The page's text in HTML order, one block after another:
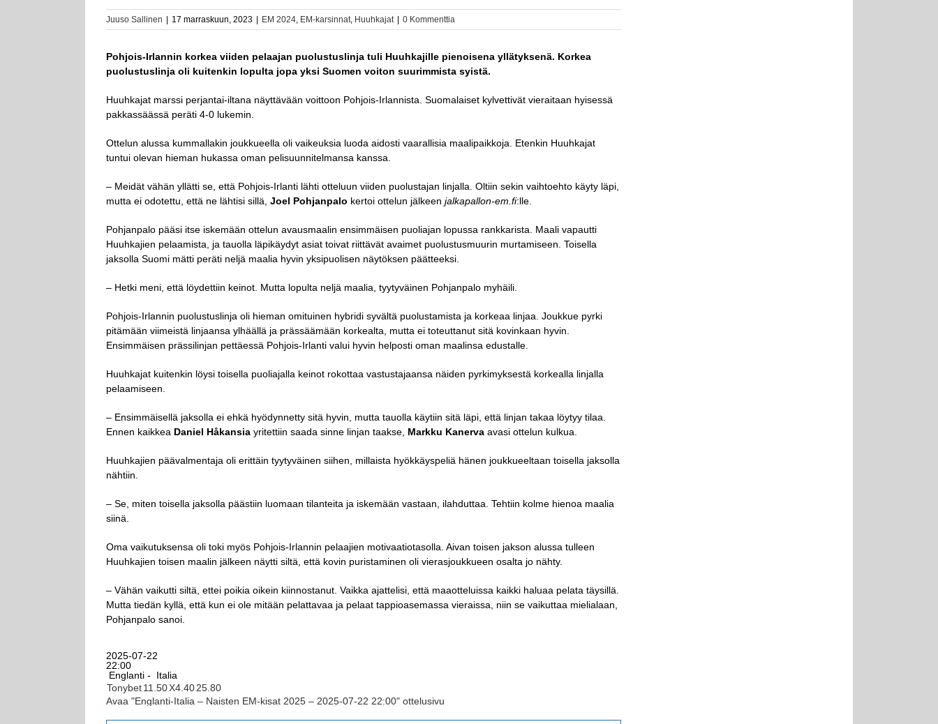
Juuso Sallinen 17 marraskuun, 2023 EM 2024, EM-karsinnat, Huuhkajat 0 Kommenttia
Pohjois-Irlannin korkea viiden pelaajan puolustuslinja tuli Huuhkajille pienoisena yllätyksenä. Korkea
puolustuslinja oli kuitenkin lopulta jopa yksi Suomen voiton suurimmista syistä.
Huuhkajat marssi perjantai-iltana näyttävään voittoon Pohjois-Irlannista. Suomalaiset kylvettivät vieraitaan hyisessä
pakkassäässä peräti 4-0 lukemin.
Ottelun alussa kummallakin joukkueella oli vaikeuksia luoda aidosti vaarallisia maalipaikkoja. Etenkin Huuhkajat
tuntui olevan hieman hukassa oman pelisuunnitelmansa kanssa.
– Meidät vähän yllätti se, että Pohjois-Irlanti lähti otteluun viiden puolustajan linjalla. Oltiin sekin vaihtoehto käyty läpi,
mutta ei odotettu, että ne lähtisi sillä, Joel Pohjanpalo kertoi ottelun jälkeen jalkapallon-em.fi:lle.
Pohjanpalo pääsi itse iskemään ottelun avausmaalin ensimmäisen puoliajan lopussa rankkarista. Maali vapautti
Huuhkajien pelaamista, ja tauolla läpikäydyt asiat toivat riittävät avaimet puolustusmuurin murtamiseen. Toisella
jaksolla Suomi mätti peräti neljä maalia hyvin yksipuolisen näytöksen päätteeksi.
– Hetki meni, että löydettiin keinot. Mutta lopulta neljä maalia, tyytyväinen Pohjanpalo myhäili.
Pohjois-Irlannin puolustuslinja oli hieman omituinen hybridi syvältä puolustamista ja korkeaa linjaa. Joukkue pyrki
pitämään viimeistä linjaansa ylhäällä ja prässäämään korkealta, mutta ei toteuttanut sitä kovinkaan hyvin.
Ensimmäisen prässilinjan pettäessä Pohjois-Irlanti valui hyvin helposti oman maalinsa edustalle.
Huuhkajat kuitenkin löysi toisella puoliajalla keinot rokottaa vastustajaansa näiden pyrkimyksestä korkealla linjalla
pelaamiseen.
– Ensimmäisellä jaksolla ei ehkä hyödynnetty sitä hyvin, mutta tauolla käytiin sitä läpi, että linjan takaa löytyy tilaa.
Ennen kaikkea Daniel Håkansia yritettiin saada sinne linjan taakse, Markku Kanerva avasi ottelun kulkua.
Huuhkajien päävalmentaja oli erittäin tyytyväinen siihen, millaista hyökkäyspeliä hänen joukkueeltaan toisella jaksolla
nähtiin.
– Se, miten toisella jaksolla päästiin luomaan tilanteita ja iskemään vastaan, ilahduttaa. Tehtiin kolme hienoa maalia
siinä.
Oma vaikutuksensa oli toki myös Pohjois-Irlannin pelaajien motivaatiotasolla. Aivan toisen jakson alussa tulleen
Huuhkajien toisen maalin jälkeen näytti siltä, että kovin puristaminen oli vierasjoukkueen osalta jo nähty.
– Vähän vaikutti siltä, ettei poikia oikein kiinnostanut. Vaikka ajattelisi, että maaotteluissa kaikki haluaa pelata täysillä.
Mutta tiedän kyllä, että kun ei ole mitään pelattavaa ja pelaat tappioasemassa vieraissa, niin se vaikuttaa mielialaan,
Pohjanpalo sanoi.
2025-07-22
22:00
Englanti -
Italia
Tonybet11.50X4.4025.80
Avaa "Englanti-Italia – Naisten EM-kisat 2025 – 2025-07-22 22:00" ottelusivu